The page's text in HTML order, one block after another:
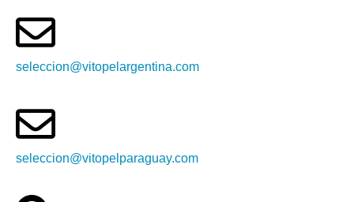
seleccion@vitopelargentina.com
seleccion@vitopelparaguay.com